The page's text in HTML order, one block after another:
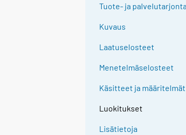
Tuote- ja palvelutarjonta
Kuvaus
Laatuselosteet
Menetelmäselosteet
Käsitteet ja määritelmät
Luokitukset
Lisätietoja